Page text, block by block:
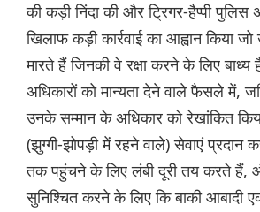
की कड़ी निंदा की और ट्रिगर-हैप्पी पुलिस
खिलाफ कड़ी कार्रवाई का आह्वान किया जो
मारते हैं जिनकी वे रक्षा करने के लिए बाध्य
अधिकारों को मान्यता देने वाले फैसले में,
उनके सम्मान के अधिकार को रेखांकित
(झुग्गी-झोपड़ी में रहने वाले) सेवाएं प्रदान
तक पहुंचने के लिए लंबी दूरी तय करते हैं,
सुनिश्चित करने के लिए कि बाकी आबादी